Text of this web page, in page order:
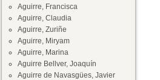
Aguirre, Francisca
Aguirre, Claudia
Aguirre, Zuriñe
Aguirre, Miryam
Aguirre, Marina
Aguirre Bellver, Joaquín
Aguirre de Navasgües, Javier